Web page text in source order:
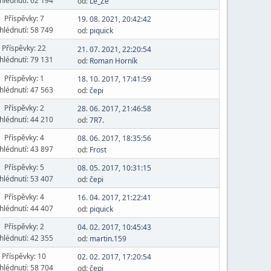
Příspěvky: 7
58 749
19. 08. 2021, 20:42:42
od: piquick
Příspěvky: 22
79 131
21. 07. 2021, 22:20:54
od: Roman Horník
Příspěvky: 1
47 563
18. 10. 2017, 17:41:59
od:čepi
Příspěvky: 2
44 210
28. 06. 2017, 21:46:58
od:7R7.
Příspěvky: 4
43 897
08. 06. 2017, 18:35:56
od: Frost
Příspěvky: 5
53 407
08. 05. 2017, 10:31:15
od:čepi
Příspěvky: 4
44 407
16. 04. 2017, 21:22:41
od: piquick
Příspěvky: 2
42 355
04. 02. 2017, 10:45:43
od: martin.159
Příspěvky: 10
58 704
02. 02. 2017, 17:20:54
od:čepi